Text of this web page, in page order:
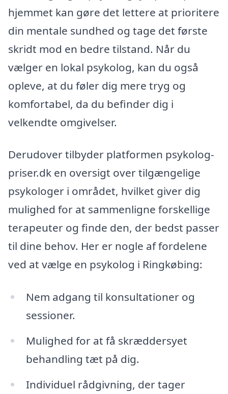
hjemmet kan gøre det lettere at prioritere
din mentale sundhed og tage det første
skridt mod en bedre tilstand. Når du
vælger en lokal psykolog, kan du også
opleve, at du føler dig mere tryg og
komfortabel, da du befinder dig i
velkendte omgivelser.
Derudover tilbyder platformen psykolog-
priser.dk en oversigt over tilgængelige
psykologer i området, hvilket giver dig
mulighed for at sammenligne forskellige
terapeuter og finde den, der bedst passer
til dine behov. Her er nogle af fordelene
ved at vælge en psykolog i Ringkøbing:
Nem adgang til konsultationer og
sessioner.
Mulighed for at få skræddersyet
behandling tæt på dig.
Individuel rådgivning, der tager